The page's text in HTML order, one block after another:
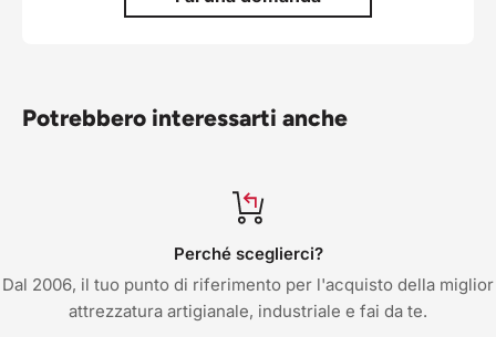
Potrebbero interessarti anche
Perché sceglierci?
Dal 2006, il tuo punto di riferimento per l'acquisto della miglior
attrezzatura artigianale, industriale e fai da te.